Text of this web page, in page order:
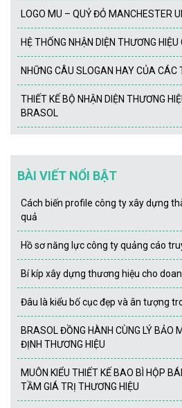
LOGO MU – QUỶ ĐỎ MANCHESTER
HỆ THỐNG NHẬN DIỆN THƯƠNG HIỆU
NHỮNG CÂU SLOGAN HAY CỦA CÁC
THIẾT KẾ BỘ NHẬN DIỆN THƯƠNG
BRASOL
BÀI VIẾT NỔI BẬT
Cách biến profile công ty xây dựng
quả
Hồ sơ năng lực công ty quảng cáo
Bí kíp xây dựng thương hiệu cho
Đâu là kiểu bố cục đẹp và ân tượng
BRASOL ĐỒNG HÀNH CÙNG LÝ BẢO
ĐỊNH THƯƠNG HIỆU
MUÔN KIỂU THIẾT KẾ BAO BÌ HỘP
TẦM GIÁ TRỊ THƯƠNG HIỆU